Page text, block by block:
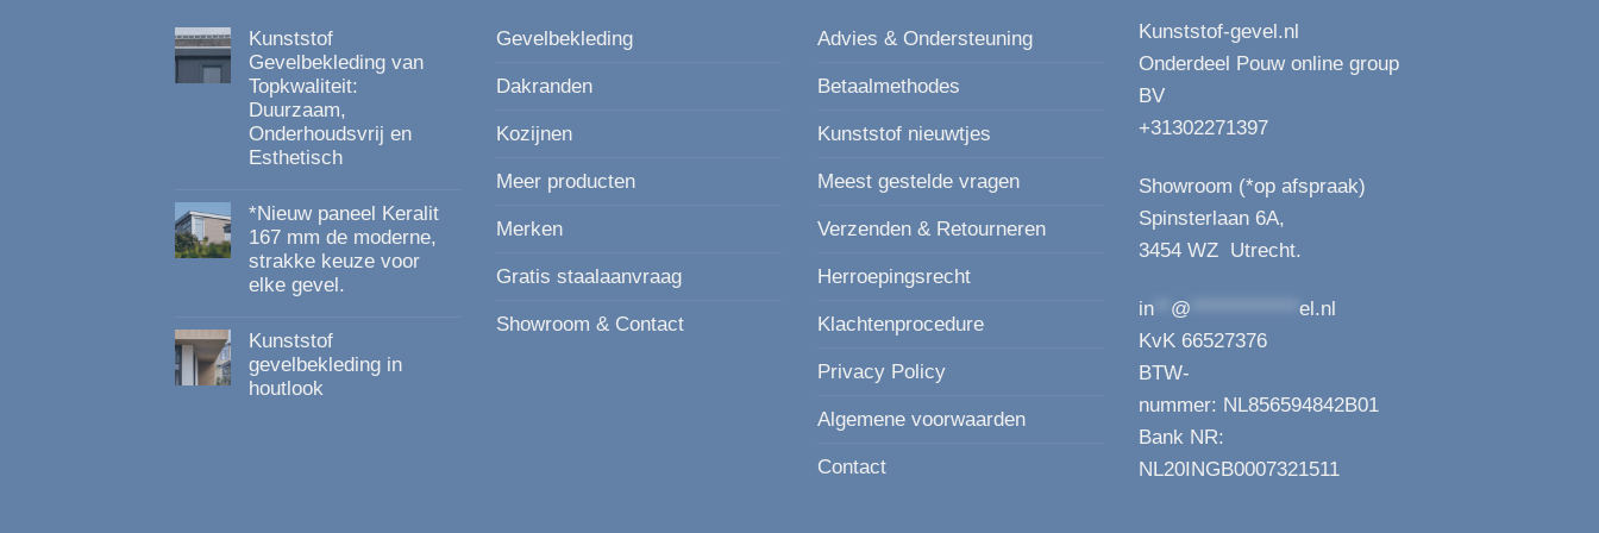
Kunststof
Gevelbekleding van
Topkwaliteit:
Duurzaam,
Onderhoudsvrij en
Esthetisch
op
Kunststof
Gevelbekleding
van
Topkwaliteit:
Duurzaam,
en
Esthetisch
*Nieuw paneel Keralit
167 mm de moderne,
strakke keuze voor
elke gevel.
op
*Nieuw
paneel
Keralit
Kunststof
gevelbekleding in
houtlook
Gevelbekleding
Dakranden
Kozijnen
Meer producten
Merken
Gratis staalaanvraag
Showroom & Contact
Advies & Ondersteuning
Betaalmethodes
Kunststof nieuwtjes
Meest gestelde vragen
Verzenden & Retourneren
Herroepingsrecht
Klachtenprocedure
Privacy Policy
Algemene voorwaarden
Contact
Kunststof-gevel.nl
Onderdeel Pouw online group
BV
+31302271397
Showroom (*op afspraak)
Spinsterlaan 6A,
3454 WZ Utrecht.
in @
el.nl
KvK 66527376
BTW-
nummer: NL856594842B01
Bank NR:
NL20INGB0007321511